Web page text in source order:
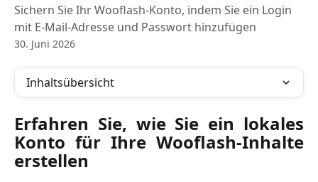
Sichern Sie Ihr Wooflash-Konto, indem Sie ein Login
mit E-Mail-Adresse und Passwort hinzufügen
30. Juni 2026
Inhaltsübersicht
Erfahren Sie, wie Sie ein lokales
Konto für Ihre Wooflash-Inhalte
erstellen